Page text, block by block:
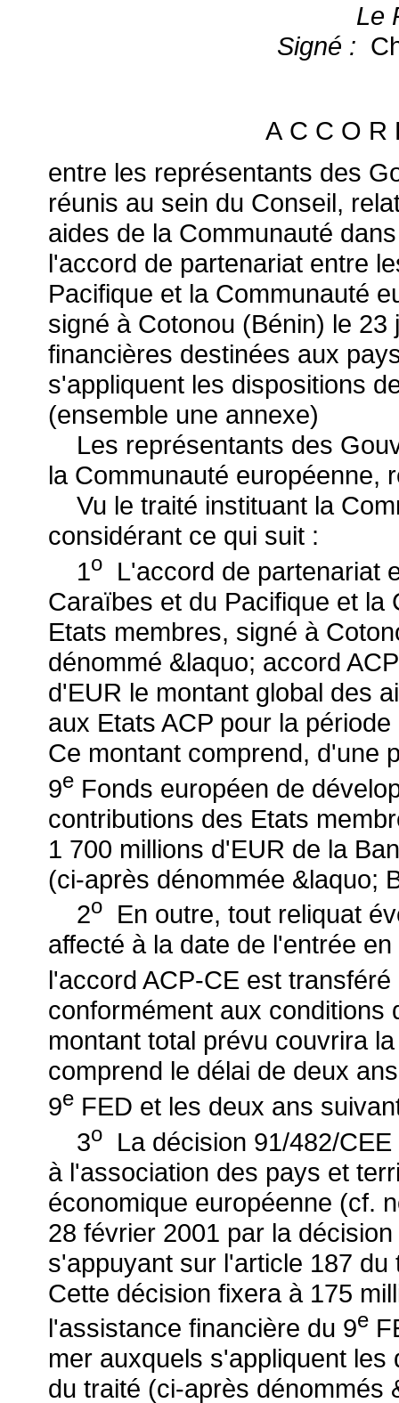
Le
Signé :
A C C O
entre les représentants des
réunis au sein du Conseil,
aides de la Communauté
l'accord de partenariat entre
Pacifique et la Communauté
signé à Cotonou (Bénin) le
financières destinées aux
s'appliquent les dispositions
(ensemble une annexe)
Les représentants des
la Communauté européenne,
Vu le traité instituant la
considérant ce qui suit :
1o
L'accord de partenariat
Caraïbes et du Pacifique et la
Etats membres, signé à
dénommé &laquo; accord
d'EUR le montant global des
aux Etats ACP pour la
Ce montant comprend, d'une
9e Fonds européen de
contributions des Etats
1 700 millions d'EUR de la
(ci-après dénommée &laquo;
2o
En outre, tout reliquat
affecté à la date de l'entrée
l'accord ACP-CE est transféré
conformément aux conditions
montant total prévu couvrira
comprend le délai de deux
9e FED et les deux ans
3o
La décision 91/482/
à l'association des pays et
économique européenne (cf.
28 février 2001 par la
s'appuyant sur l'article 187
Cette décision fixera à 175
l'assistance financière du 9e
mer auxquels s'appliquent
du traité (ci-après dénommés